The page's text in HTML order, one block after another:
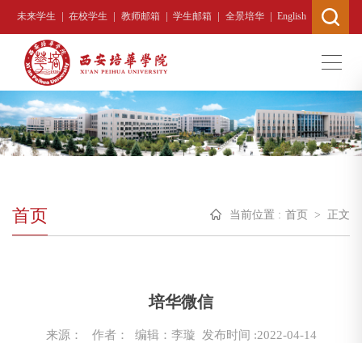
未来学生 | 在校学生 | 教师邮箱 | 学生邮箱 | 全景培华 | English
首页 当前位置 : 首页 > 正文
培华微信
来源： 作者： 编辑：李璇 发布时间 :2022-04-14